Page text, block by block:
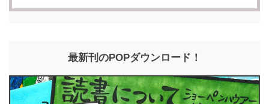
最新刊のPOPダウンロード！